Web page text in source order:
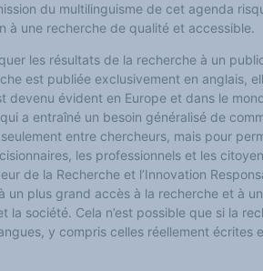
(en construction)
internationales
du plurilinguisme en Afrique)
du multilinguisme de cet agenda
à une recherche de qualité et accessible.
les résultats de la recherche à un
est publiée exclusivement en anglais,
devenu évident en Europe et dans le
a entraîné un besoin généralisé de
entre chercheurs, mais pour
les professionnels et les
de la Recherche et l’Innovation
un plus grand accès à la recherche et à
la société. Cela n’est possible que si la
y compris celles réellement écrites